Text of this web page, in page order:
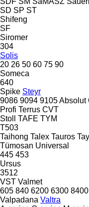
SD SP ST
Shifeng
SF
Siromer
304
Solis
20 26 50 60 75 90
Someca
640
Spike Steyr
9086 9094 9105Absolut
Profi Terrus CVT
Stoll
TAFE TYM
T503
Taihong Talex Tauros
Tümosan Universal
445 453
Ursus
3512
VST Valmet
605 840 6200 6300 8400
Valpadana Valtra